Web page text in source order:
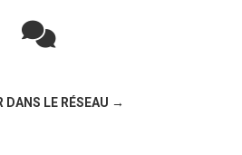
DANS LE RÉSEAU →